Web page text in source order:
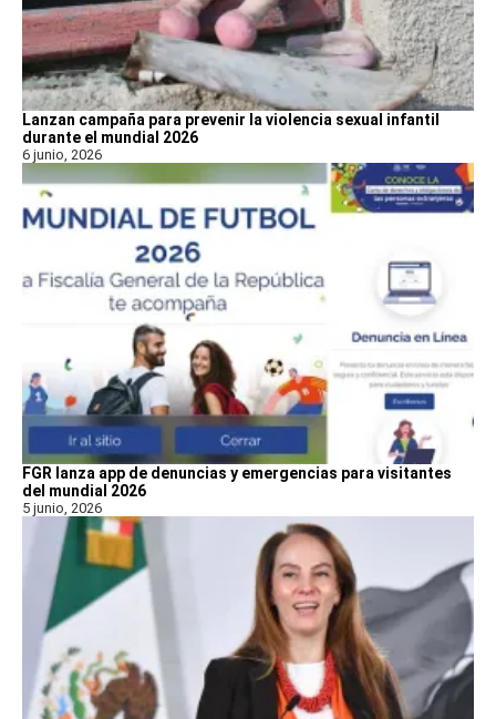
Lanzan campaña para prevenir la violencia sexual infantil
durante el mundial 2026
6 junio, 2026
FGR lanza app de denuncias y emergencias para visitantes
del mundial 2026
5 junio, 2026